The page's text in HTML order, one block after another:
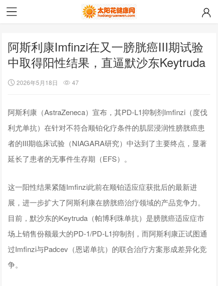
阿斯利康Imfinzi在又一膀胱癌III期试验
中取得阳性结果，直逼默沙东Keytruda
2026年5月18日 47
阿斯利康（AstraZeneca）宣布，其PD-L1抑制剂Imfinzi（度伐
利尤单抗）在针对不符合顺铂化疗条件的肌层浸润性膀胱癌患
者的III期临床试验（NIAGARA研究）中达到了主要终点，显著
延长了患者的无事件生存期（EFS）。
这一阳性结果紧随Imfinzi此前在顺铂适应症获批后的最新进
展，进一步扩大了阿斯利康在膀胱癌治疗领域的产品竞争力。
目前，默沙东的Keytruda（帕博利珠单抗）是膀胱癌适应症市
场上销售份额最大的PD-1/PD-L1抑制剂，而阿斯利康正试图通
过Imfinzi与Padcev（恩诺单抗）的联合治疗方案形成差异化竞
争。